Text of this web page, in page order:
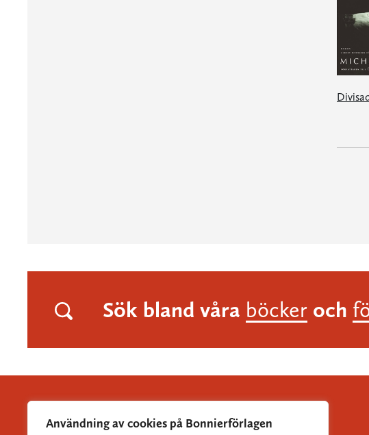
Användning av cookies på Bonnierförlagen
Sök bland våra böcker och